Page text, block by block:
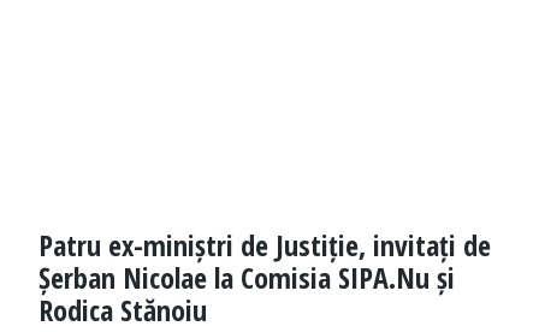
Patru ex-miniștri de Justiție, invitați de
Șerban Nicolae la Comisia SIPA.Nu și
Rodica Stănoiu